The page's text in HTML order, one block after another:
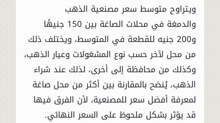
ويتراوح متوسط سعر مصنعية الذهب
والدمغة في محلات الصاغة بين 150 جنيهًا
و200 جنيه للقطعة في المتوسط، ويختلف ذلك
من محل لآخر حسب نوع المشغولات وعيار الذهب،
وكذلك من محافظة إلى أخرى، لذلك عند شراء
الذهب، يُنصَح بالمقارنة بين أكثر من محل صاغة
لمعرفة أفضل سعر للمصنعية، لأن الفرق فيها
قد يؤثر بشكل ملحوظ على السعر النهائي.